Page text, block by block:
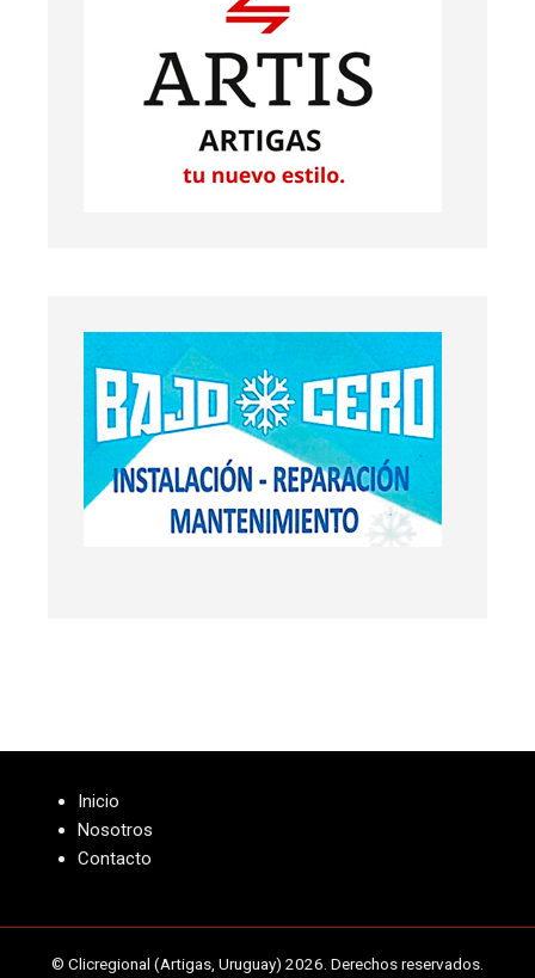
Inicio
Nosotros
Contacto
© Clicregional (Artigas, Uruguay) 2026. Derechos reservados.